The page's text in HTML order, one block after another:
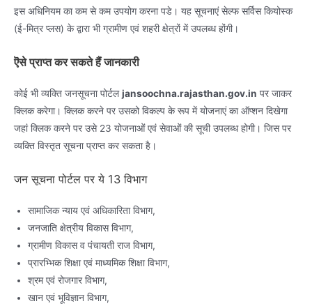
इस अधिनियम का कम से कम उपयोग करना पडे। यह सूचनाएं सेल्फ सर्विस कियोस्क
(ई-मित्र प्लस) के द्वारा भी ग्रामीण एवं शहरी क्षेत्रों में उपलब्ध होंगी।
ऎसे प्राप्त कर सकते हैं जानकारी
कोई भी व्यक्ति जनसूचना पोर्टलjansoochna.rajasthan.gov.in पर जाकर
क्लिक करेगा। क्लिक करने पर उसको विकल्प के रूप में योजनाएं का ऑप्शन दिखेगा
जहां क्लिक करने पर उसे 23 योजनाओं एवं सेवाओं की सूची उपलब्ध होगी। जिस पर
व्यक्ति विस्तृत सूचना प्राप्त कर सकता है।
जन सूचना पोर्टल पर ये 13 विभाग
सामाजिक न्याय एवं अधिकारिता विभाग,
जनजाति क्षेत्रीय विकास विभाग,
ग्रामीण विकास व पंचायती राज विभाग,
प्रारभ्भिक शिक्षा एवं माध्यमिक शिक्षा विभाग,
श्रम एवं रोजगार विभाग,
खान एवं भूविज्ञान विभाग,